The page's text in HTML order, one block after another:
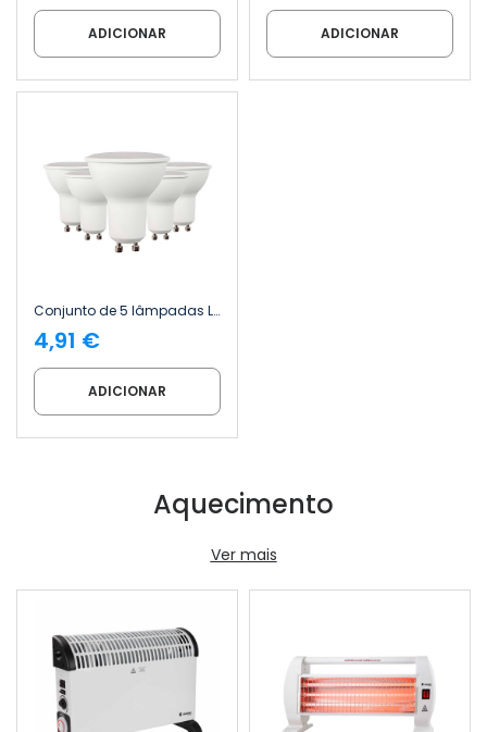
ADICIONAR ADICIONAR
Conjunto de 5 lâmpadas LED Spotlight GU10 de 6 W (equivalente a 50 W), 540 lm, 15 000 h, da marca Primer Leader
4,91 €
ADICIONAR
Aquecimento
Ver mais